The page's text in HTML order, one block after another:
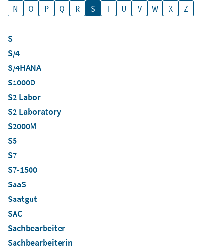
N
O P Q R S T U V W X Z
S
S/4
S/4HANA
S1000D
S2 Labor
S2 Laboratory
S2000M
S5
S7
S7-1500
SaaS
Saatgut
SAC
Sachbearbeiter
Sachbearbeiterin